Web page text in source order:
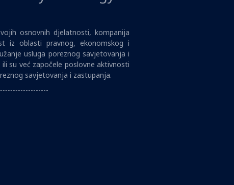
osnovnih djelatnosti, kompanija
iz oblasti pravnog, ekonomskog i
usluga poreznog savjetovanja i
su već započele poslovne aktivnosti
savjetovanja i zastupanja.